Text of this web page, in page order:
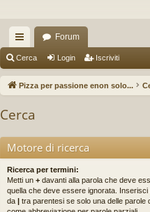
oll
eg
m
R
ap
Forum
Cerca Login Iscriviti
Pizza per passione enon solo...
Cerca
Motore di ricerca
Ricerca per termini:
Metti un + davanti alla parola che deve
quella che deve essere ignorata.
da | tra parentesi se solo una delle